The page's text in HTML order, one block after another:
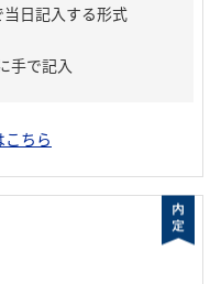
日記入する形式
手で記入
ちら